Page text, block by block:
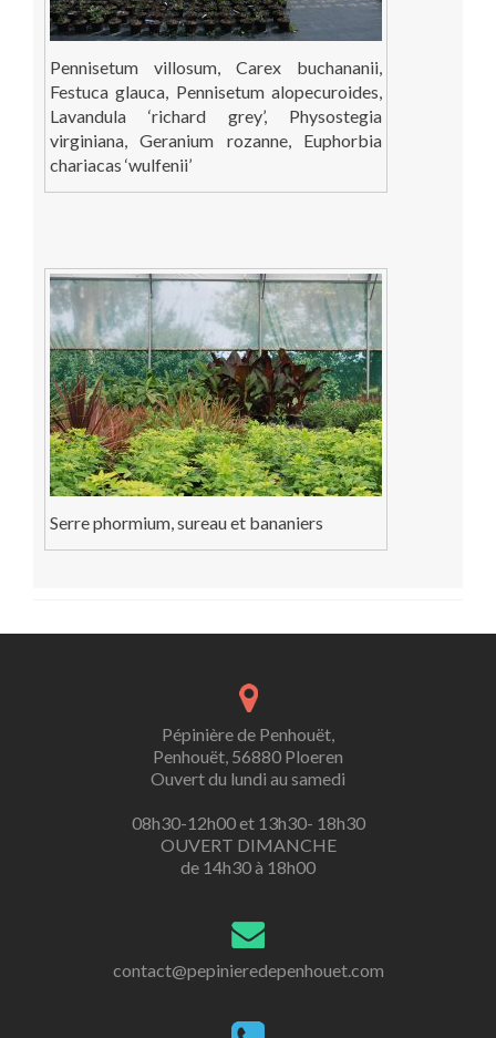
Pennisetum villosum, Carex buchananii,
Festuca glauca, Pennisetum alopecuroides,
Lavandula ‘richard grey’, Physostegia
virginiana, Geranium rozanne, Euphorbia
chariacas ‘wulfenii’
Serre phormium, sureau et bananiers
Pépinière de Penhouët,
Penhouët, 56880 Ploeren
Ouvert du lundi au samedi
08h30-12h00 et 13h30- 18h30
OUVERT DIMANCHE
de 14h30 à 18h00
contact@pepinieredepenhouet.com